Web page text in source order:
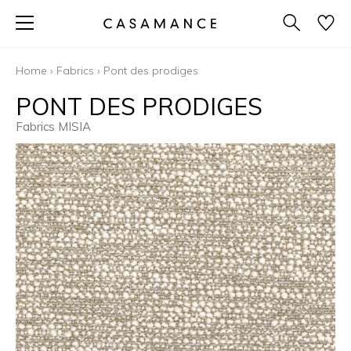
Home › Fabrics › Pont des prodiges
PONT DES PRODIGES
Fabrics MISIA